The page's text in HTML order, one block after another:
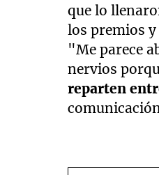
que lo
los premios
"Me parece
nervios
reparten